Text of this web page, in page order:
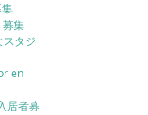
募集
タジ
en
居者募